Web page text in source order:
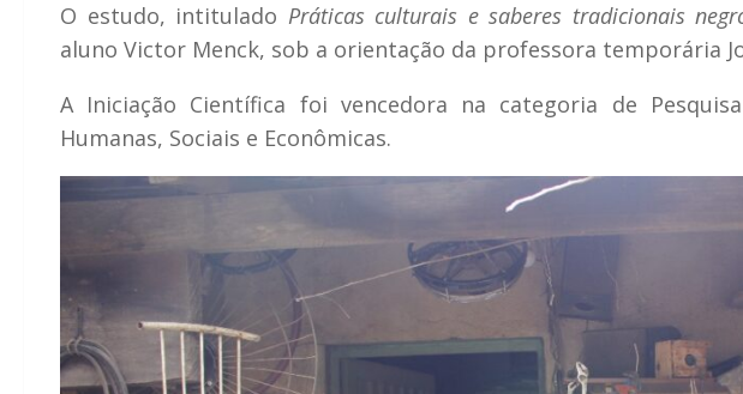
O estudo, intitulado Práticas culturais e saberes tradicionais
aluno Victor Menck, sob a orientação da professora temporária
A Iniciação Científica foi vencedora na categoria de
Humanas, Sociais e Econômicas.